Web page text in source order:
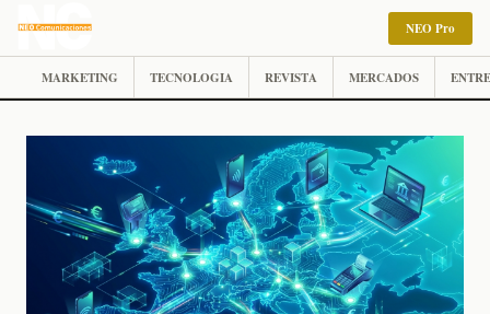
NEO Pro
MARKETING TECNOLOGIA REVISTA MERCADOS